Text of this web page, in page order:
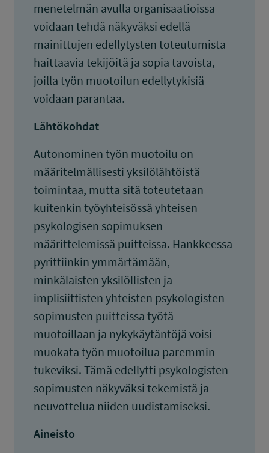
menetelmän avulla organisaatioissa
voidaan tehdä näkyväksi edellä
mainittujen edellytysten toteutumista
haittaavia tekijöitä ja sopia tavoista,
joilla työn muotoilun edellytykisiä
voidaan parantaa.
Lähtökohdat
Autonominen työn muotoilu on
määritelmällisesti yksilölähtöistä
toimintaa, mutta sitä toteutetaan
kuitenkin työyhteisössä yhteisen
psykologisen sopimuksen
määrittelemissä puitteissa. Hankkeessa
pyrittiinkin ymmärtämään,
minkälaisten yksilöllisten ja
implisiittisten yhteisten psykologisten
sopimusten puitteissa työtä
muotoillaan ja nykykäytäntöjä voisi
muokata työn muotoilua paremmin
tukeviksi. Tämä edellytti psykologisten
sopimusten näkyväksi tekemistä ja
neuvottelua niiden uudistamiseksi.
Aineisto